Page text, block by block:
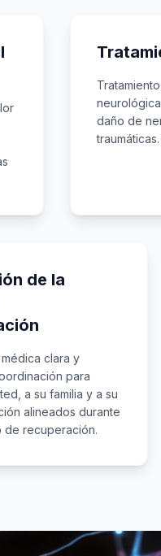
daño de
traumáticas.
de la
clara y
para
a su familia y a su
alineados durante
recuperación.